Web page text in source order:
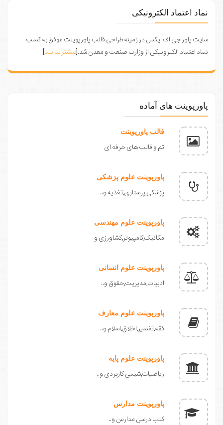
نماد اعتماد الکترونیکی
سایت پاور جی اف ایکس در زمینه طراحی قالب پاورپوینت موفق به کسب
نماد اعتماد الکترونیکی از وزارت صنعت و معدن شد.[بیشتر بدانید]
پاورپوینت های آماده
قالب پاورپوینت
تم و قالب های حرفه ای
پاورپوینت علوم پزشکی
پزشکی,پرستاری,تغذیه و..
پاورپوینت علوم مهندسی
مکانیک,کامپیوتر,کشاورزی و
پاورپوینت علوم انسانی
ادبیات,مدیریت,حقوق و..
پاورپوینت علوم معارف
فقه,تفسیر,اخلاق,اسلام و..
پاورپوینت علوم پایه
ریاضیات,شیمی کاربردی و..
پاورپوینت مدارس
کتب درسی مدارس و..